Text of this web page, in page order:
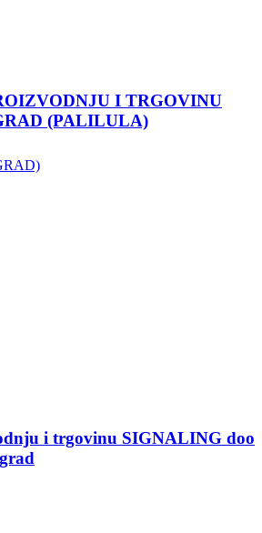
I TRGOVINU
(PALILULA)
i trgovinu SIGNALING doo